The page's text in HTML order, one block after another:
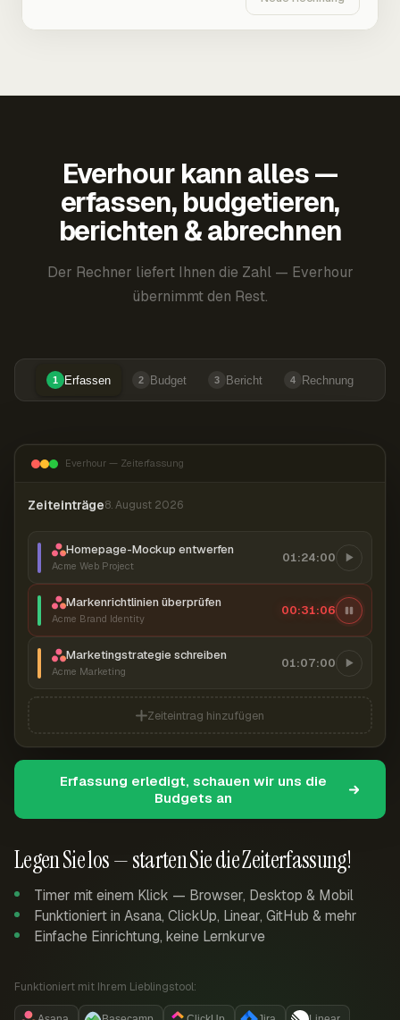
Everhour kann alles —
erfassen, budgetieren,
berichten & abrechnen
Der Rechner liefert Ihnen die Zahl — Everhour
übernimmt den Rest.
1 Erfassen 2 Budget 3 Bericht 4 Rechnung
Legen Sie los — starten Sie die Zeiterfassung!
Timer mit einem Klick — Browser, Desktop & Mobil
Funktioniert in Asana, ClickUp, Linear, GitHub & mehr
Einfache Einrichtung, keine Lernkurve
Funktioniert mit Ihrem Lieblingstool:
Everhour — Zeiterfassung
Zeiteinträge8. August 2026
Homepage-Mockup entwerfen
Acme Web Project
01:24:00
Markenrichtlinien überprüfen
Acme Brand Identity
00:31:07
Marketingstrategie schreiben
Acme Marketing
01:07:00
Zeiteintrag hinzufügen
Erfassung erledigt, schauen wir uns die
Budgets an